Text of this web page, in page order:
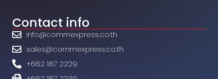
Contact info
info@commexpress.co.th
sales@commexpress.co.th
+662 187 2229